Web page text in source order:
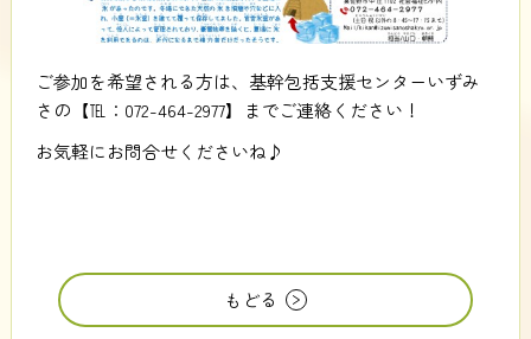
ご参加を希望される方は、基幹包括支援センターいずみ
さの【℡：072-464-2977】までご連絡ください！
お気軽にお問合せくださいね♪
もどる